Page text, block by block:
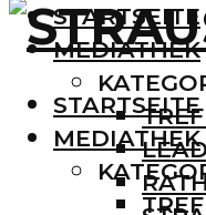
STARTSEITE
MEDIATHEK
STARTSEITE
MEDIATHEK